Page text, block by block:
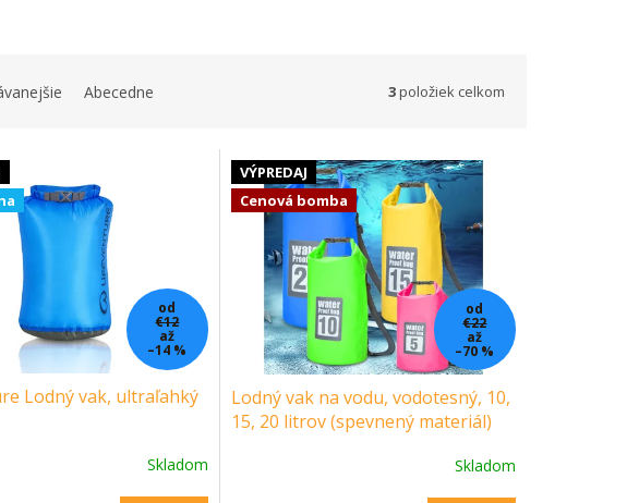
Abecedne 3položiek celkom
od
€12
až
–14 %
Lodný vak, ultraľahký
Skladom
VÝPREDAJ
Cenová bomba
od
€22
až
–70 %
Lodný vak na vodu, vodotesný, 10,
15, 20 litrov (spevnený materiál)
Skladom